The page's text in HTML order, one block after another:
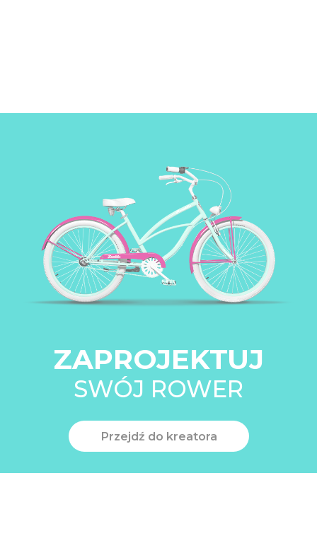
ZAPROJEKTUJ
SWÓJ ROWER
Przejdź do kreatora